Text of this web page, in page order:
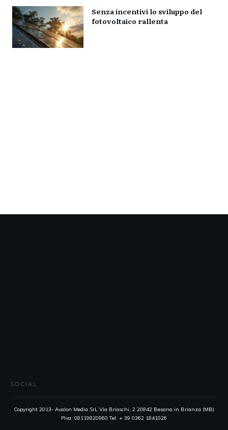
Senza incentivi lo sviluppo del
fotovoltaico rallenta
SOCIAL
Copyright 2013- Avalon Media SrL Via Brioschi, 2 20842 Besana in Brianza (MB)
PIva: 08119820960 Tel: + 39 0362 1841026